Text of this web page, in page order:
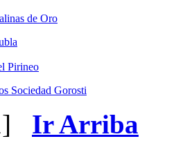
de Oro
Pirineo
Sociedad Gorosti
] Ir Arriba